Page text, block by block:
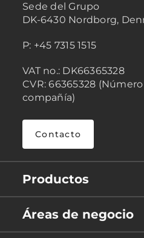
Sede del Grupo
DK-6430 Nordborg,
P: +45 7315 1515
VAT no.: DK66365328
CVR: 66365328
compañía)
Contacto
Productos
Áreas de negocio